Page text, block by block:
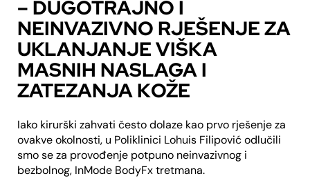
– DUGOTRAJNO I
NEINVAZIVNO RJEŠENJE ZA
UKLANJANJE VIŠKA
MASNIH NASLAGA I
ZATEZANJA KOŽE
Iako kirurški zahvati često dolaze kao prvo rješenje za
ovakve okolnosti, u Poliklinici Lohuis Filipović odlučili
smo se za provođenje potpuno neinvazivnog i
bezbolnog, InMode BodyFx tretmana.